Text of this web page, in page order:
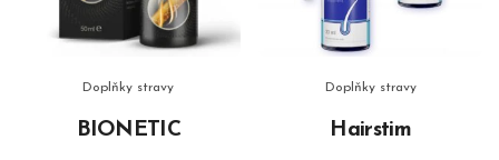
Doplňky stravy
BIONETIC
Doplňky stravy
Hairstim